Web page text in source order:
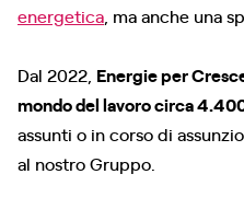
energetica , ma anche una
Dal 2022, Energie per
mondo del lavoro circa
assunti o in corso di
al nostro Gruppo.